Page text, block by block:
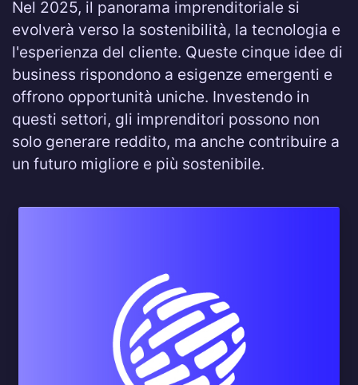
Nel 2025, il panorama imprenditoriale si
evolverà verso la sostenibilità, la tecnologia e
l'esperienza del cliente. Queste cinque idee di
business rispondono a esigenze emergenti e
offrono opportunità uniche. Investendo in
questi settori, gli imprenditori possono non
solo generare reddito, ma anche contribuire a
un futuro migliore e più sostenibile.